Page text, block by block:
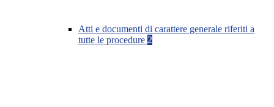
Atti e documenti di carattere generale riferiti a
tutte le procedure 2